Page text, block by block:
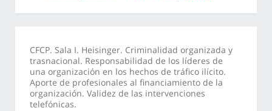
CFCP. Sala I. Heisinger. Criminalidad organizada y
trasnacional. Responsabilidad de los líderes de
una organización en los hechos de tráfico ilícito.
Aporte de profesionales al financiamiento de la
organización. Validez de las intervenciones
telefónicas.